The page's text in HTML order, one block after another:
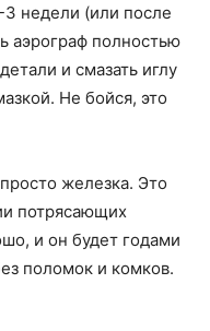
3 недели (или после
аэрограф полностью
и смазать иглу
Не бойся, это
железка. Это
потрясающих
и он будет годами
поломок и комков.